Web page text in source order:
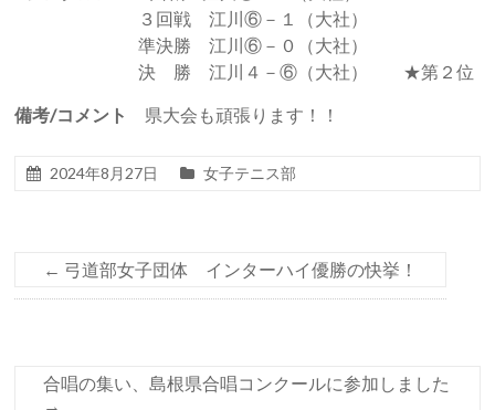
３回戦 江川⑥－１（大社）
準決勝 江川⑥－０（大社）
決 勝 江川４－⑥（大社） ★第２位
備考/コメント 県大会も頑張ります！！
2024年8月27日 女子テニス部
← 弓道部女子団体 インターハイ優勝の快挙！
合唱の集い、島根県合唱コンクールに参加しました
→